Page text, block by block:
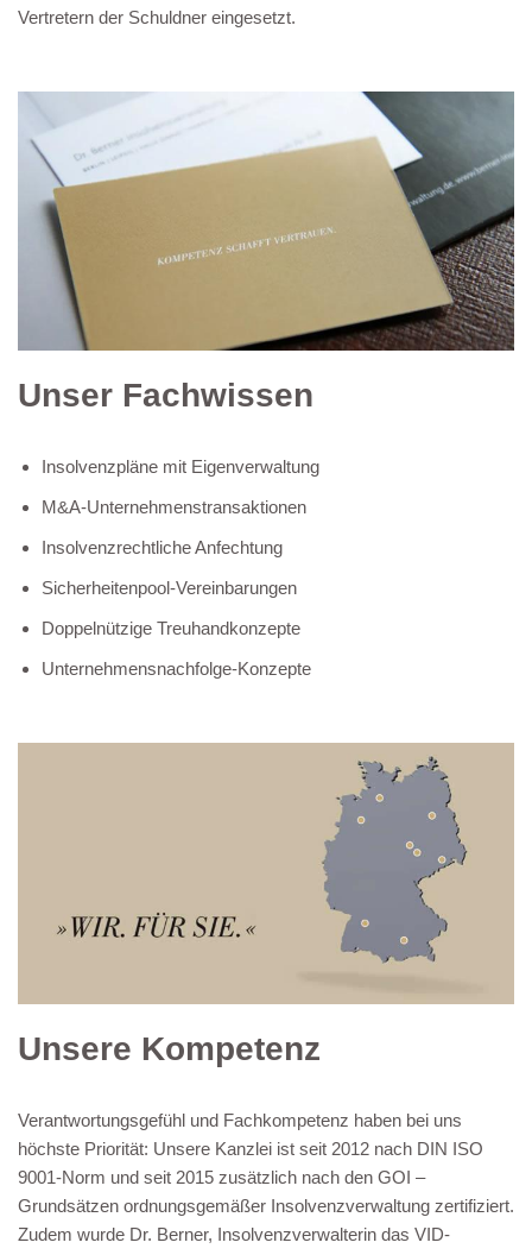
Vertretern der Schuldner eingesetzt.
Unser Fachwissen
Insolvenzpläne mit Eigenverwaltung
M&A-Unternehmenstransaktionen
Insolvenzrechtliche Anfechtung
Sicherheitenpool-Vereinbarungen
Doppelnützige Treuhandkonzepte
Unternehmensnachfolge-Konzepte
Unsere Kompetenz
Verantwortungsgefühl und Fachkompetenz haben bei uns
höchste Priorität: Unsere Kanzlei ist seit 2012 nach DIN ISO
9001-Norm und seit 2015 zusätzlich nach den GOI –
Grundsätzen ordnungsgemäßer Insolvenzverwaltung zertifiziert.
Zudem wurde Dr. Berner, Insolvenzverwalterin das VID-